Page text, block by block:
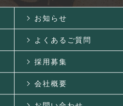
お知らせ
よくあるご質問
採用募集
会社概要